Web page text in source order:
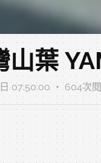
葉
07:50:00 ‧ 604次